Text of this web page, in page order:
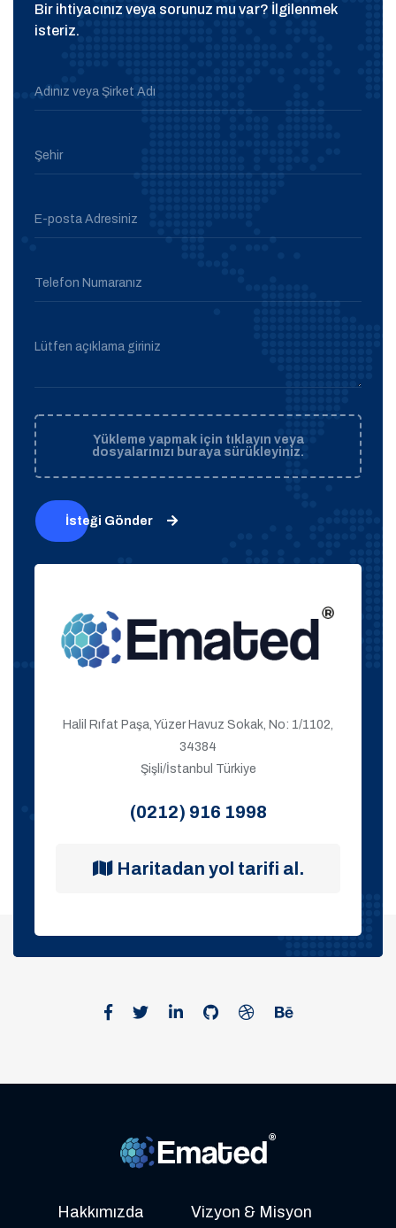
Bir ihtiyacınız veya sorunuz mu var? İlgilenmek
isteriz.
Adınız veya Şirket Adı
Şehir
E-posta Adresiniz
Telefon Numaranız
Lütfen açıklama giriniz
Yükleme yapmak için tıklayın veya
dosyalarınızı buraya sürükleyiniz.
İsteği Gönder
Halil Rıfat Paşa, Yüzer Havuz Sokak, No: 1/1102,
34384
Şişli/İstanbul Türkiye
(0212) 916 1998
Haritadan yol tarifi al.
Hakkımızda Vizyon & Misyon